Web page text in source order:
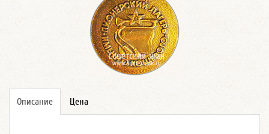
Описание Цена